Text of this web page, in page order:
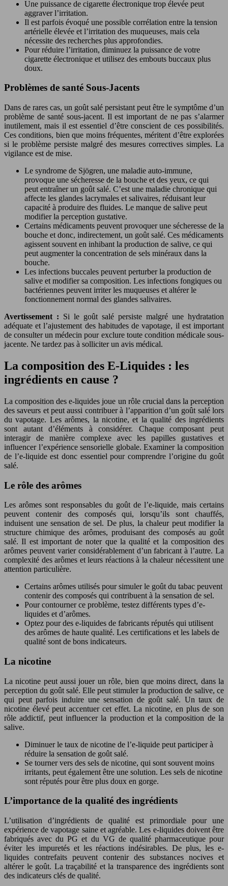
Une puissance de cigarette électronique trop élevée peut
aggraver l’irritation.
Il est parfois évoqué une possible corrélation entre la tension
artérielle élevée et l’irritation des muqueuses, mais cela
nécessite des recherches plus approfondies.
Pour réduire l’irritation, diminuez la puissance de votre
cigarette électronique et utilisez des embouts buccaux plus
doux.
Problèmes de santé Sous-Jacents
Dans de rares cas, un goût salé persistant peut être le symptôme d’un
problème de santé sous-jacent. Il est important de ne pas s’alarmer
inutilement, mais il est essentiel d’être conscient de ces possibilités.
Ces conditions, bien que moins fréquentes, méritent d’être explorées
si le problème persiste malgré des mesures correctives simples. La
vigilance est de mise.
Le syndrome de Sjögren, une maladie auto-immune,
provoque une sécheresse de la bouche et des yeux, ce qui
peut entraîner un goût salé. C’est une maladie chronique qui
affecte les glandes lacrymales et salivaires, réduisant leur
capacité à produire des fluides. Le manque de salive peut
modifier la perception gustative.
Certains médicaments peuvent provoquer une sécheresse de la
bouche et donc, indirectement, un goût salé. Ces médicaments
agissent souvent en inhibant la production de salive, ce qui
peut augmenter la concentration de sels minéraux dans la
bouche.
Les infections buccales peuvent perturber la production de
salive et modifier sa composition. Les infections fongiques ou
bactériennes peuvent irriter les muqueuses et altérer le
fonctionnement normal des glandes salivaires.
Avertissement : Si le goût salé persiste malgré une hydratation
adéquate et l’ajustement des habitudes de vapotage, il est important
de consulter un médecin pour exclure toute condition médicale sous-
jacente. Ne tardez pas à solliciter un avis médical.
La composition des E-Liquides : les
ingrédients en cause ?
La composition des e-liquides joue un rôle crucial dans la perception
des saveurs et peut aussi contribuer à l’apparition d’un goût salé lors
du vapotage. Les arômes, la nicotine, et la qualité des ingrédients
sont autant d’éléments à considérer. Chaque composant peut
interagir de manière complexe avec les papilles gustatives et
influencer l’expérience sensorielle globale. Examiner la composition
de l’e-liquide est donc essentiel pour comprendre l’origine du goût
salé.
Le rôle des arômes
Les arômes sont responsables du goût de l’e-liquide, mais certains
peuvent contenir des composés qui, lorsqu’ils sont chauffés,
induisent une sensation de sel. De plus, la chaleur peut modifier la
structure chimique des arômes, produisant des composés au goût
salé. Il est important de noter que la qualité et la composition des
arômes peuvent varier considérablement d’un fabricant à l’autre. La
complexité des arômes et leurs réactions à la chaleur nécessitent une
attention particulière.
Certains arômes utilisés pour simuler le goût du tabac peuvent
contenir des composés qui contribuent à la sensation de sel.
Pour contourner ce problème, testez différents types d’e-
liquides et d’arômes.
Optez pour des e-liquides de fabricants réputés qui utilisent
des arômes de haute qualité. Les certifications et les labels de
qualité sont de bons indicateurs.
La nicotine
La nicotine peut aussi jouer un rôle, bien que moins direct, dans la
perception du goût salé. Elle peut stimuler la production de salive, ce
qui peut parfois induire une sensation de goût salé. Un taux de
nicotine élevé peut accentuer cet effet. La nicotine, en plus de son
rôle addictif, peut influencer la production et la composition de la
salive.
Diminuer le taux de nicotine de l’e-liquide peut participer à
réduire la sensation de goût salé.
Se tourner vers des sels de nicotine, qui sont souvent moins
irritants, peut également être une solution. Les sels de nicotine
sont réputés pour être plus doux en gorge.
L’importance de la qualité des ingrédients
L’utilisation d’ingrédients de qualité est primordiale pour une
expérience de vapotage saine et agréable. Les e-liquides doivent être
fabriqués avec du PG et du VG de qualité pharmaceutique pour
éviter les impuretés et les réactions indésirables. De plus, les e-
liquides contrefaits peuvent contenir des substances nocives et
altérer le goût. La traçabilité et la transparence des ingrédients sont
des indicateurs clés de qualité.